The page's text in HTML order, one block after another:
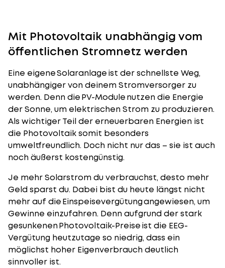
Mit Photovoltaik unabhängig vom
öffentlichen Stromnetz werden
Eine eigene Solaranlage ist der schnellste Weg,
unabhängiger von deinem Stromversorger zu
werden. Denn diePV-Modulenutzen die Energie
der Sonne, um elektrischen Strom zu produzieren.
Als wichtiger Teil der erneuerbaren Energien ist
die Photovoltaik somit besonders
umweltfreundlich. Doch nicht nur das – sie ist auch
noch äußerst kostengünstig.
Je mehrSolarstrom du verbrauchst, desto mehr
Geld sparst du. Dabei bist du heute längst nicht
mehr auf dieEinspeisevergütungangewiesen, um
Gewinne einzufahren. Denn aufgrund der stark
gesunkenen Photovoltaik-Preise ist die EEG-
Vergütung heutzutage so niedrig, dass ein
möglichst hoher Eigenverbrauch deutlich
sinnvoller ist.